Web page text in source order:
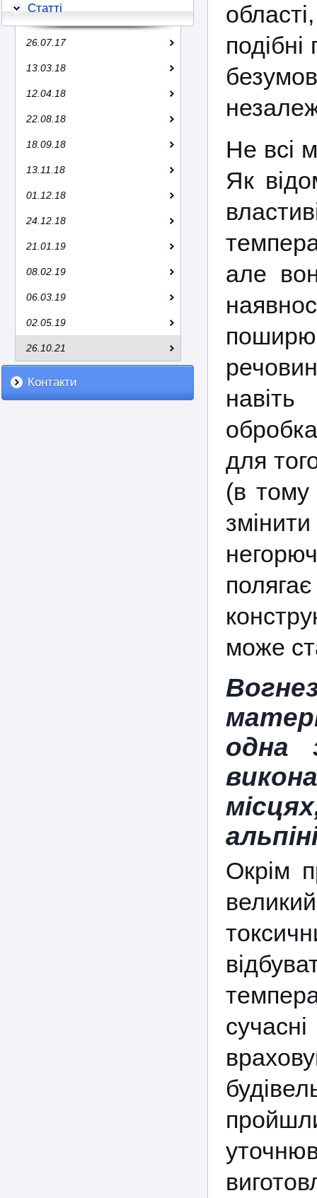
Статті
26.07.17
13.03.18
12.04.18
22.08.18
18.09.18
13.11.18
01.12.18
24.12.18
21.01.19
08.02.19
06.03.19
02.05.19
26.10.21
Контакти
Не всі
Як
але
для
(в тому
може
одна
Окрім